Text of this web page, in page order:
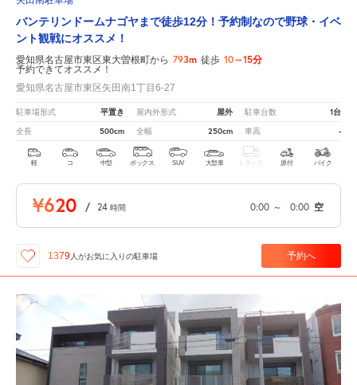
バンテリンドームナゴヤまで徒歩12分！予約制なので野球・イベ
ント観戦にオススメ！
愛知県名古屋市東区東大曽根町から 793m 徒歩 10～15分
予約できてオススメ！
愛知県名古屋市東区矢田南1丁目6-27
駐車場形式 平置き 屋内外形式 屋外 駐車台数 1台
全長 500cm 全幅 250cm 車高 -
軽 コ 中型 ボックス SUV 大型車 トラック 原付 バイク
¥620 / 24 時間 0:00 ～ 0:00 空
1379 人がお気に入りの駐車場 予約へ